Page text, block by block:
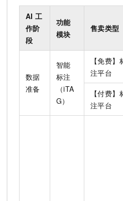
AI 工
作阶
段
功能
模块
售卖类型
数据
准备
智能
标注
（iTA
G）
【免费】
注平台
【付费】
注平台
大模型解决方案
快速部署 Dify，高效搭建 AI 应用
依托云原生高可用架构,实现Dify私有化部署
10 分钟在聊天系统中增加一个 AI 助手
在企业官网、通讯软件中为客户提供 AI 客服